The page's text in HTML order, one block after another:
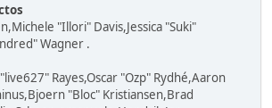
"Illori" Davis,Jessica "Suki"
Wagner .
Rayes,Oscar "Ozp" Rydhé,Aaron
"Bloc" Kristiansen,Brad